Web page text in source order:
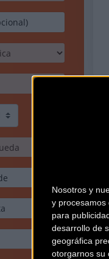
Nosotros y
y procesamos
para
desarrollo de
geográfica
otorgarnos su